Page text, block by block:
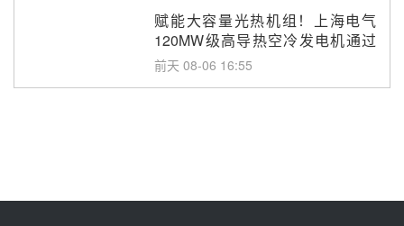
赋能大容量光热机组！上海电气
120MW级高导热空冷发电机通过
型式试验
前天 08-06 16:55
100MW光工程性能试验采购